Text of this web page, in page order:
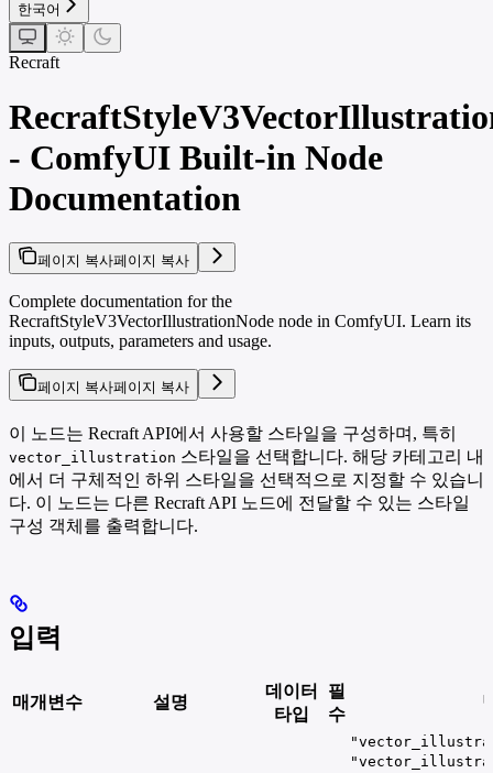
한국어
Recraft
- ComfyUI Built-in Node
Documentation
페이지 복사페이지 복사
Complete documentation for the
RecraftStyleV3VectorIllustrationNode node in ComfyUI. Learn its
inputs, outputs, parameters and usage.
페이지 복사페이지 복사
이 노드는 Recraft API에서 사용할 스타일을 구성하며, 특히
vector_illustration 스타일을 선택합니다. 해당 카테고리 내
에서 더 구체적인 하위 스타일을 선택적으로 지정할 수 있습니
다. 이 노드는 다른 Recraft API 노드에 전달할 수 있는 스타일
구성 객체를 출력합니다.
입력
매개변수 설명
데이터
타입
필
수